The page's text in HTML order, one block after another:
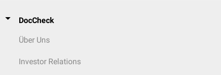
DocCheck
Über Uns
Investor Relations